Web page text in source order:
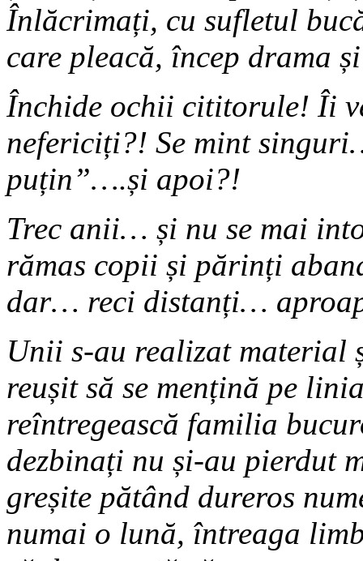
Înlăcrimați, cu sufletul
care pleacă, încep drama
Închide ochii cititorule! Îi
nefericiți?! Se mint
puțin”….și apoi?!
Trec anii… și nu se mai
rămas copii și părinți
dar… reci distanți…
Unii s-au realizat material
reușit să se mențină pe
reîntregească familia
dezbinați nu și-au pierdut
greșite pătând dureros
numai o lună, întreaga